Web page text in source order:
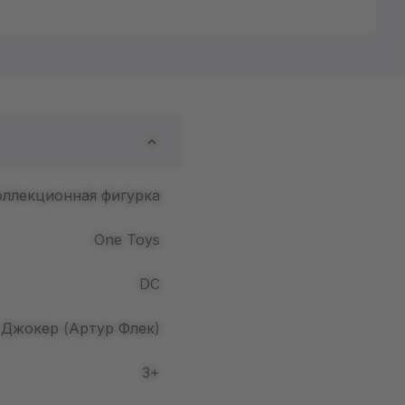
фигурка
One Toys
DC
Джокер (Артур Флек)
3+